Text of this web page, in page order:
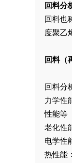
回料分
回料也
度聚乙
回料（
回料分
力学性
性能等
老化性
电学性
热性能